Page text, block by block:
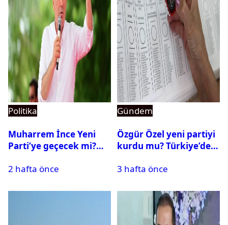
Politika
Muharrem İnce Yeni
Parti’ye geçecek mi?
2 hafta önce
Gündem
Özgür Özel yeni partiyi
kurdu mu? Türkiye’de
süreci nasıl işler?
3 hafta önce